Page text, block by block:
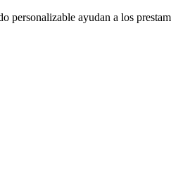
personalizable ayudan a los